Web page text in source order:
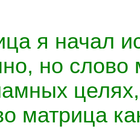
я начал
но
матрица